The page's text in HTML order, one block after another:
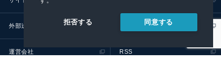
拒否する 同意する
外部送信ポリシー プレスリリース取扱基準
運営会社 RSS